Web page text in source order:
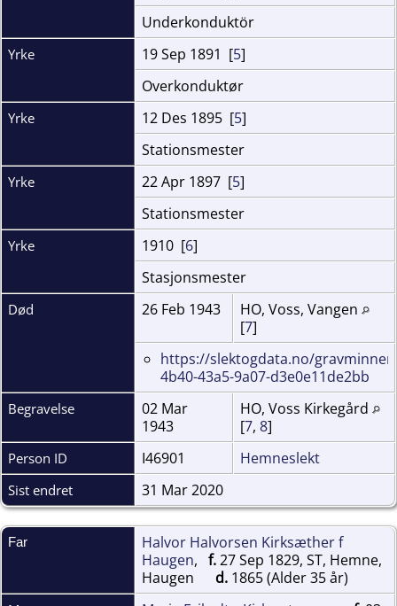
Underkonduktör
Yrke 19 Sep 1891 [5]
Overkonduktør
Yrke 12 Des 1895 [5]
Stationsmester
Yrke 22 Apr 1897 [5]
Stationsmester
Yrke 1910 [6]
Stasjonsmester
Død 26 Feb 1943
HO, Voss, Vangen
[7]
https://slektogdata.no/
4b40-43a5-9a07-d3e0e11de2bb
Begravelse
02 Mar
1943
HO, Voss Kirkegård
[7, 8]
Person ID I46901 Hemneslekt
Sist endret 31 Mar 2020
Far
Halvor Halvorsen Kirksæther f
Haugen, f.27 Sep 1829, ST, Hemne,
Haugen
d. 1865 (Alder 35 år)